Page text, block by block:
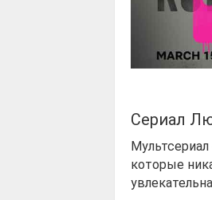
Сериал
которые